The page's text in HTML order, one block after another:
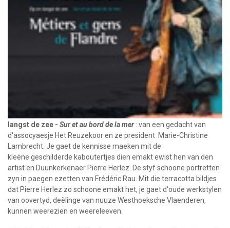
langst de zee - Sur et au bord de la mer: van een gedacht van
d'assocyaesje Het Reuzekoor en ze president  Marie-Christine
Lambrecht. Je gaet de kennisse maeken mit de
kleëne geschilderde kaboutertjes dien emakt ewist hen van den
artist en Duunkerkenaer Pierre Herlez. De styf schoone portretten
zyn in paegen ezetten van Frédéric Rau. Mit die terracotta bildjes
dat Pierre Herlez zo schoone emakt het, je gaet d'oude werkstylen
van oovertyd, deëlinge van nuuze Westhoeksche Vlaenderen,
kunnen weerezien en weereleeven.